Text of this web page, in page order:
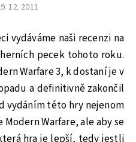
12. 2011
vydáváme naši recenzi na
pecek tohoto roku.
Warfare 3, k dostaní je v
a definitivně zakončil
vydáním této hry nejenom
Warfare, ale aby se
hra je lepší, tedy jestli